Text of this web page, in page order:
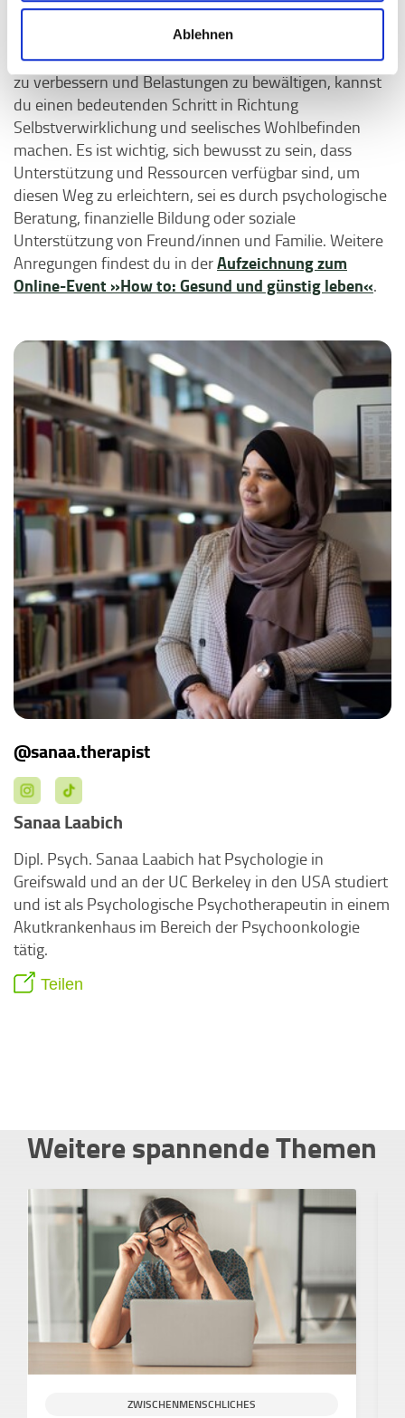
Ablehnen
Die Verbindung zwischen finanziellen Belastungen und
mentaler Gesundheit ist real und bedeutend. Wenn du
Strategien entwickelst, um deine finanzielle Stabilität
zu verbessern und Belastungen zu bewältigen, kannst
du einen bedeutenden Schritt in Richtung
Selbstverwirklichung und seelisches Wohlbefinden
machen. Es ist wichtig, sich bewusst zu sein, dass
Unterstützung und Ressourcen verfügbar sind, um
diesen Weg zu erleichtern, sei es durch psychologische
Beratung, finanzielle Bildung oder soziale
Unterstützung von Freund/innen und Familie. Weitere
Anregungen findest du in derAufzeichnung zum
Online-Event »How to: Gesund und günstig leben«.
@sanaa.therapist
Sanaa Laabich
Dipl. Psych. Sanaa Laabich hat Psychologie in
Greifswald und an der UC Berkeley in den USA studiert
und ist als Psychologische Psychotherapeutin in einem
Akutkrankenhaus im Bereich der Psychoonkologie
tätig.
Teilen
Weitere spannende Themen
ZWISCHENMENSCHLICHES